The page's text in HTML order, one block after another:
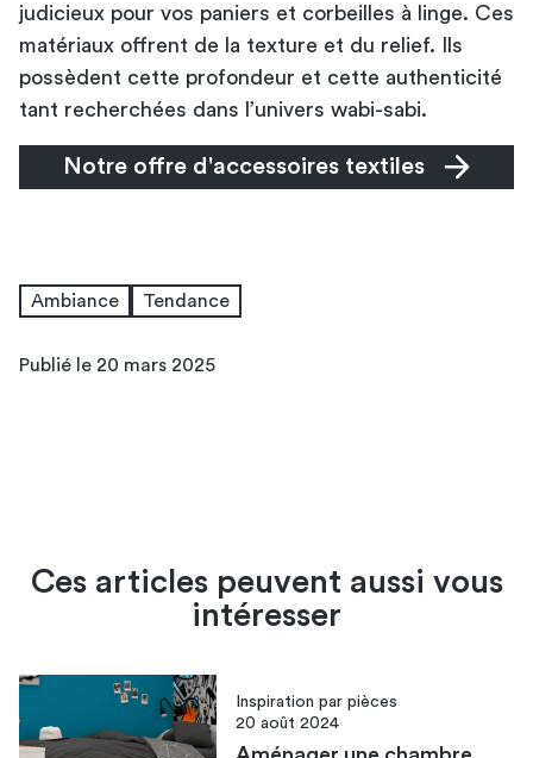
judicieux pour vos paniers et corbeilles à linge. Ces
matériaux offrent de la texture et du relief. Ils
possèdent cette profondeur et cette authenticité
tant recherchées dans l’univers wabi-sabi.
Notre offre d'accessoires textiles
Ambiance Tendance
Publié le 20 mars 2025
Ces articles peuvent aussi vous
intéresser
Inspiration par pièces
20 août 2024